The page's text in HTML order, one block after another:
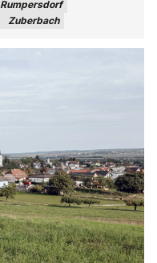
Rumpersdorf
Zuberbach